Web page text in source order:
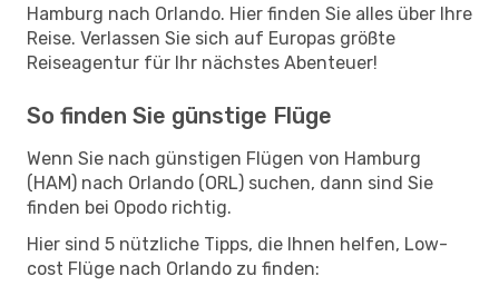
Hamburg nach Orlando. Hier finden Sie alles über Ihre
Reise. Verlassen Sie sich auf Europas größte
Reiseagentur für Ihr nächstes Abenteuer!
So finden Sie günstige Flüge
Wenn Sie nach günstigen Flügen von Hamburg
(HAM) nach Orlando (ORL) suchen, dann sind Sie
finden bei Opodo richtig.
Hier sind 5 nützliche Tipps, die Ihnen helfen, Low-
cost Flüge nach Orlando zu finden: